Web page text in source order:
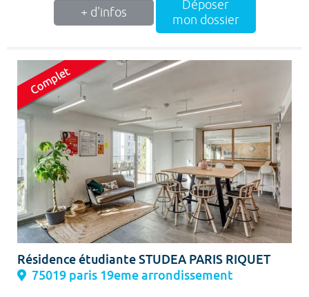
+ d'infos
Déposer
mon dossier
Résidence étudiante STUDEA PARIS RIQUET
75019 paris 19eme arrondissement